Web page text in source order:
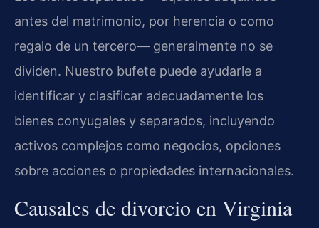
antes del matrimonio, por herencia o como
regalo de un tercero— generalmente no se
dividen. Nuestro bufete puede ayudarle a
identificar y clasificar adecuadamente los
bienes conyugales y separados, incluyendo
activos complejos como negocios, opciones
sobre acciones o propiedades internacionales.
Causales de divorcio en Virginia